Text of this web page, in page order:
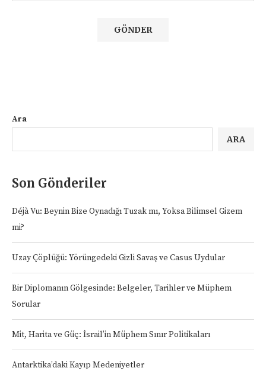
Ara
ARA
Son Gönderiler
Déjà Vu: Beynin Bize Oynadığı Tuzak mı, Yoksa Bilimsel Gizem
mi?
Uzay Çöplüğü: Yörüngedeki Gizli Savaş ve Casus Uydular
Bir Diplomanın Gölgesinde: Belgeler, Tarihler ve Müphem
Sorular
Mit, Harita ve Güç: İsrail’in Müphem Sınır Politikaları
Antarktika’daki Kayıp Medeniyetler